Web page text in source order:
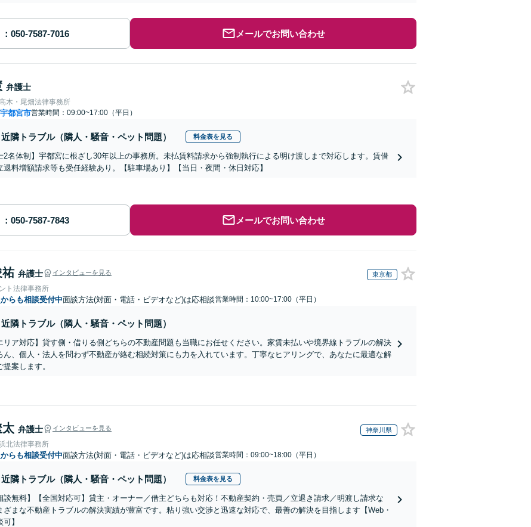
メールでお問い合わせ
弁護士
木・尾畑法律事務所
宇都宮市営業時間：09:00~17:00（平日）
近隣トラブル（隣人・騒音・ペット問題） 料金表を見る
2名体制】宇都宮に根ざし30年以上の事務所。未払賃料請求から強制執行による明け渡しまで対応します。賃借
退料増額請求等も受任経験あり。【駐車場あり】【当日・夜間・休日対応】
メールでお問い合わせ
祐 弁護士 インタビューを見る 東京都
ト法律事務所
からも相談受付中面談方法(対面・電話・ビデオなど)は応相談営業時間：10:00~17:00（平日）
近隣トラブル（隣人・騒音・ペット問題）
リア対応】貸す側・借りる側どちらの不動産問題も当職にお任せください。家賃未払いや境界線トラブルの解決
ん、個人・法人を問わず不動産が絡む相続対策にも力を入れています。丁寧なヒアリングで、あなたに最適な解
案します。
弁護士 インタビューを見る 神奈川県
北法律事務所
からも相談受付中面談方法(対面・電話・ビデオなど)は応相談営業時間：09:00~18:00（平日）
近隣トラブル（隣人・騒音・ペット問題） 料金表を見る
談無料】【全国対応可】貸主・オーナー／借主どちらも対応！不動産契約・売買／立退き請求／明渡し請求な
ざまな不動産トラブルの解決実績が豊富です。粘り強い交渉と迅速な対応で、最善の解決を目指します【Web・
】